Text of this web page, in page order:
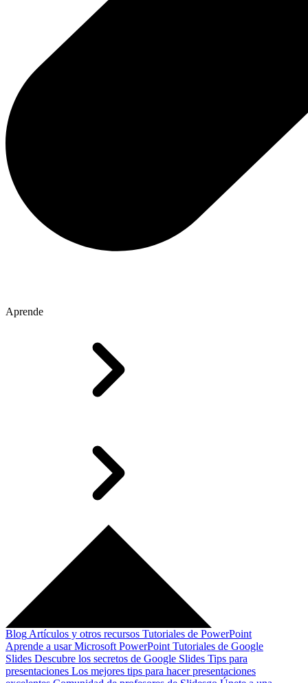
Aprende
Blog Artículos y otros recursos Tutoriales de PowerPoint
Aprende a usar Microsoft PowerPoint Tutoriales de Google
Slides Descubre los secretos de Google Slides Tips para
presentaciones Los mejores tips para hacer presentaciones